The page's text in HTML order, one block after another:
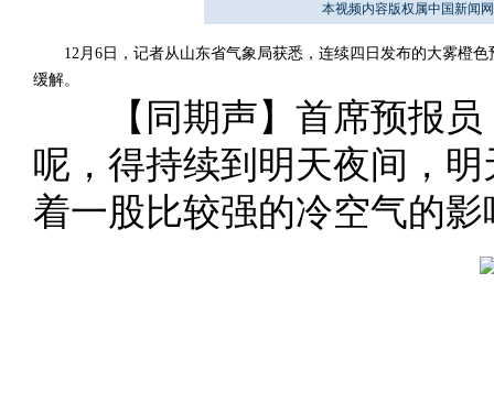
本视频内容版权属中国新闻
12月6日，记者从山东省气象局获悉，连续四日发布的大雾橙色
缓解。
【同期声】首席预报员
呢，得持续到明天夜间，
着一股比较强的冷空气的